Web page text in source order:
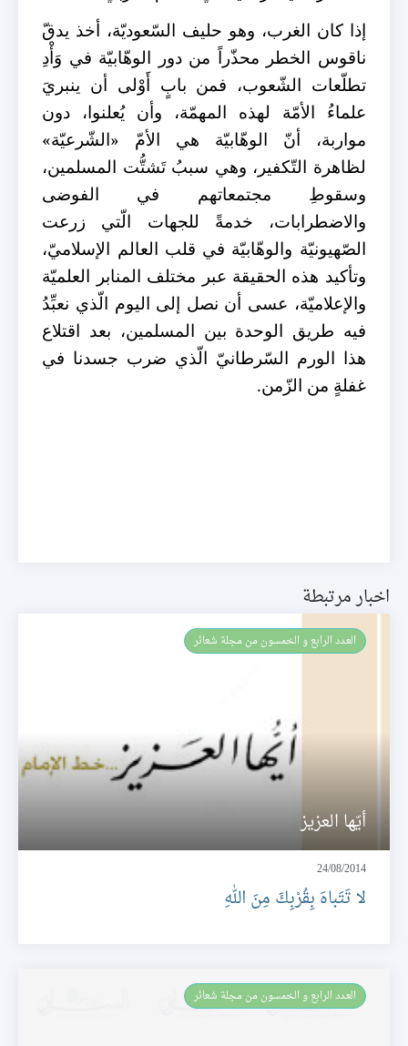
إذا كان الغرب، وهو حليف السّعوديّة، أخذ يدقّ
ناقوس الخطر محذّراً من دور الوهّابيّة في وَأْدِ
تطلّعات الشّعوب، فمن بابٍ أَوْلى أن ينبريَ
علماءُ الأمّة لهذه المهمّة، وأن يُعلنوا، دون
مواربة، أنّ الوهّابيّة هي الأمّ «الشّرعيّة»
لظاهرة التّكفير، وهي سببُ تَشتُّت المسلمين،
وسقوطِ مجتمعاتهم في الفوضى
والاضطرابات، خدمةً للجهات الّتي زرعت
الصّهيونيّة والوهّابيّة في قلب العالم الإسلاميّ،
وتأكيد هذه الحقيقة عبر مختلف المنابر العلميّة
والإعلاميّة، عسى أن نصل إلى اليوم الّذي نعبِّدُ
فيه طريق الوحدة بين المسلمين، بعد اقتلاع
هذا الورم السّرطانيّ الّذي ضرب جسدنا في
غفلةٍ من الزّمن.
اخبار مرتبطة
العـدد الرابع و الخمسون من مجلة شعائر
أيّها العزيز
24/08/2014
لا تَتَباهَ بِقُرْبِكَ مِنَ اللهِ
العـدد الرابع و الخمسون من مجلة شعائر